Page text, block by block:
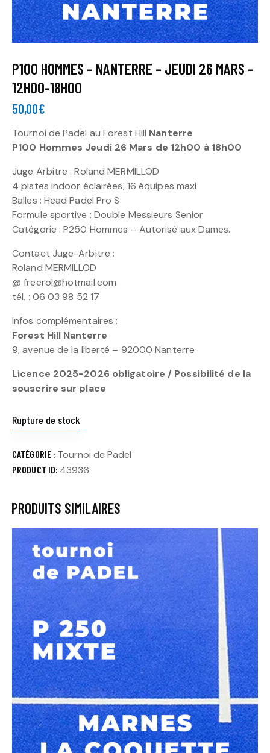
P100 HOMMES – NANTERRE – JEUDI 26 MARS –
12H00-18H00
50,00€
Tournoi de Padel au Forest Hill Nanterre
P100 Hommes Jeudi 26 Mars de 12h00 à 18h00
Juge Arbitre : Roland MERMILLOD
4 pistes indoor éclairées, 16 équipes maxi
Balles : Head Padel Pro S
Formule sportive : Double Messieurs Senior
Catégorie : P250 Hommes – Autorisé aux Dames.
Contact Juge-Arbitre :
Roland MERMILLOD
@ freerol@hotmail.com
tél. : 06 03 98 52 17
Infos complémentaires :
Forest Hill Nanterre
9, avenue de la liberté – 92000 Nanterre
Licence 2025-2026 obligatoire / Possibilité de la
souscrire sur place
Rupture de stock
CATÉGORIE : Tournoi de Padel
PRODUCT ID: 43936
PRODUITS SIMILAIRES